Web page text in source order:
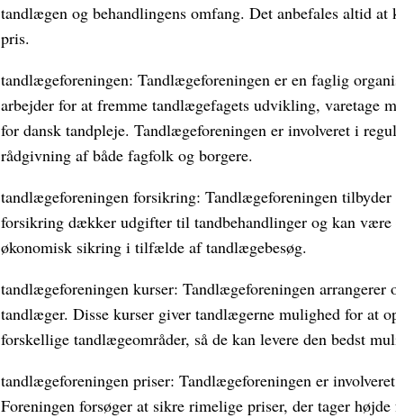
tandlægen og behandlingens omfang. Det anbefales altid
pris.
tandlægeforeningen: Tandlægeforeningen er en faglig
arbejder for at fremme tandlægefagets udvikling, varetage
for dansk tandpleje. Tandlægeforeningen er involveret i
rådgivning af både fagfolk og borgere.
tandlægeforeningen forsikring: Tandlægeforeningen
forsikring dækker udgifter til tandbehandlinger og kan være
økonomisk sikring i tilfælde af tandlægebesøg.
tandlægeforeningen kurser: Tandlægeforeningen
tandlæger. Disse kurser giver tandlægerne mulighed for at
forskellige tandlægeområder, så de kan levere den bedst
tandlægeforeningen priser: Tandlægeforeningen er
Foreningen forsøger at sikre rimelige priser, der tager